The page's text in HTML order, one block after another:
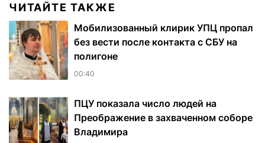
ЧИТАЙТЕ ТАКЖЕ
Мобилизованный клирик УПЦ пропал
без вести после контакта с СБУ на
полигоне
00:40
ПЦУ показала число людей на
Преображение в захваченном соборе
Владимира